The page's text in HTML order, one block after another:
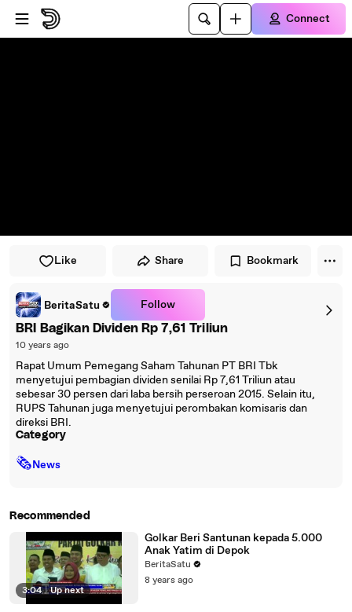
Skip to player
Skip to main content
Connect
Like Share Bookmark
BeritaSatu Follow
BRI Bagikan Dividen Rp 7,61 Triliun
10 years ago
Rapat Umum Pemegang Saham Tahunan PT BRI Tbk
menyetujui pembagian dividen senilai Rp 7,61 Triliun atau
sebesar 30 persen dari laba bersih perseroan 2015. Selain itu,
RUPS Tahunan juga menyetujui perombakan komisaris dan
direksi BRI.
Category
🗞News
Recommended
3:04 | Up next
Golkar Beri Santunan kepada 5.000
Anak Yatim di Depok
BeritaSatu
8 years ago